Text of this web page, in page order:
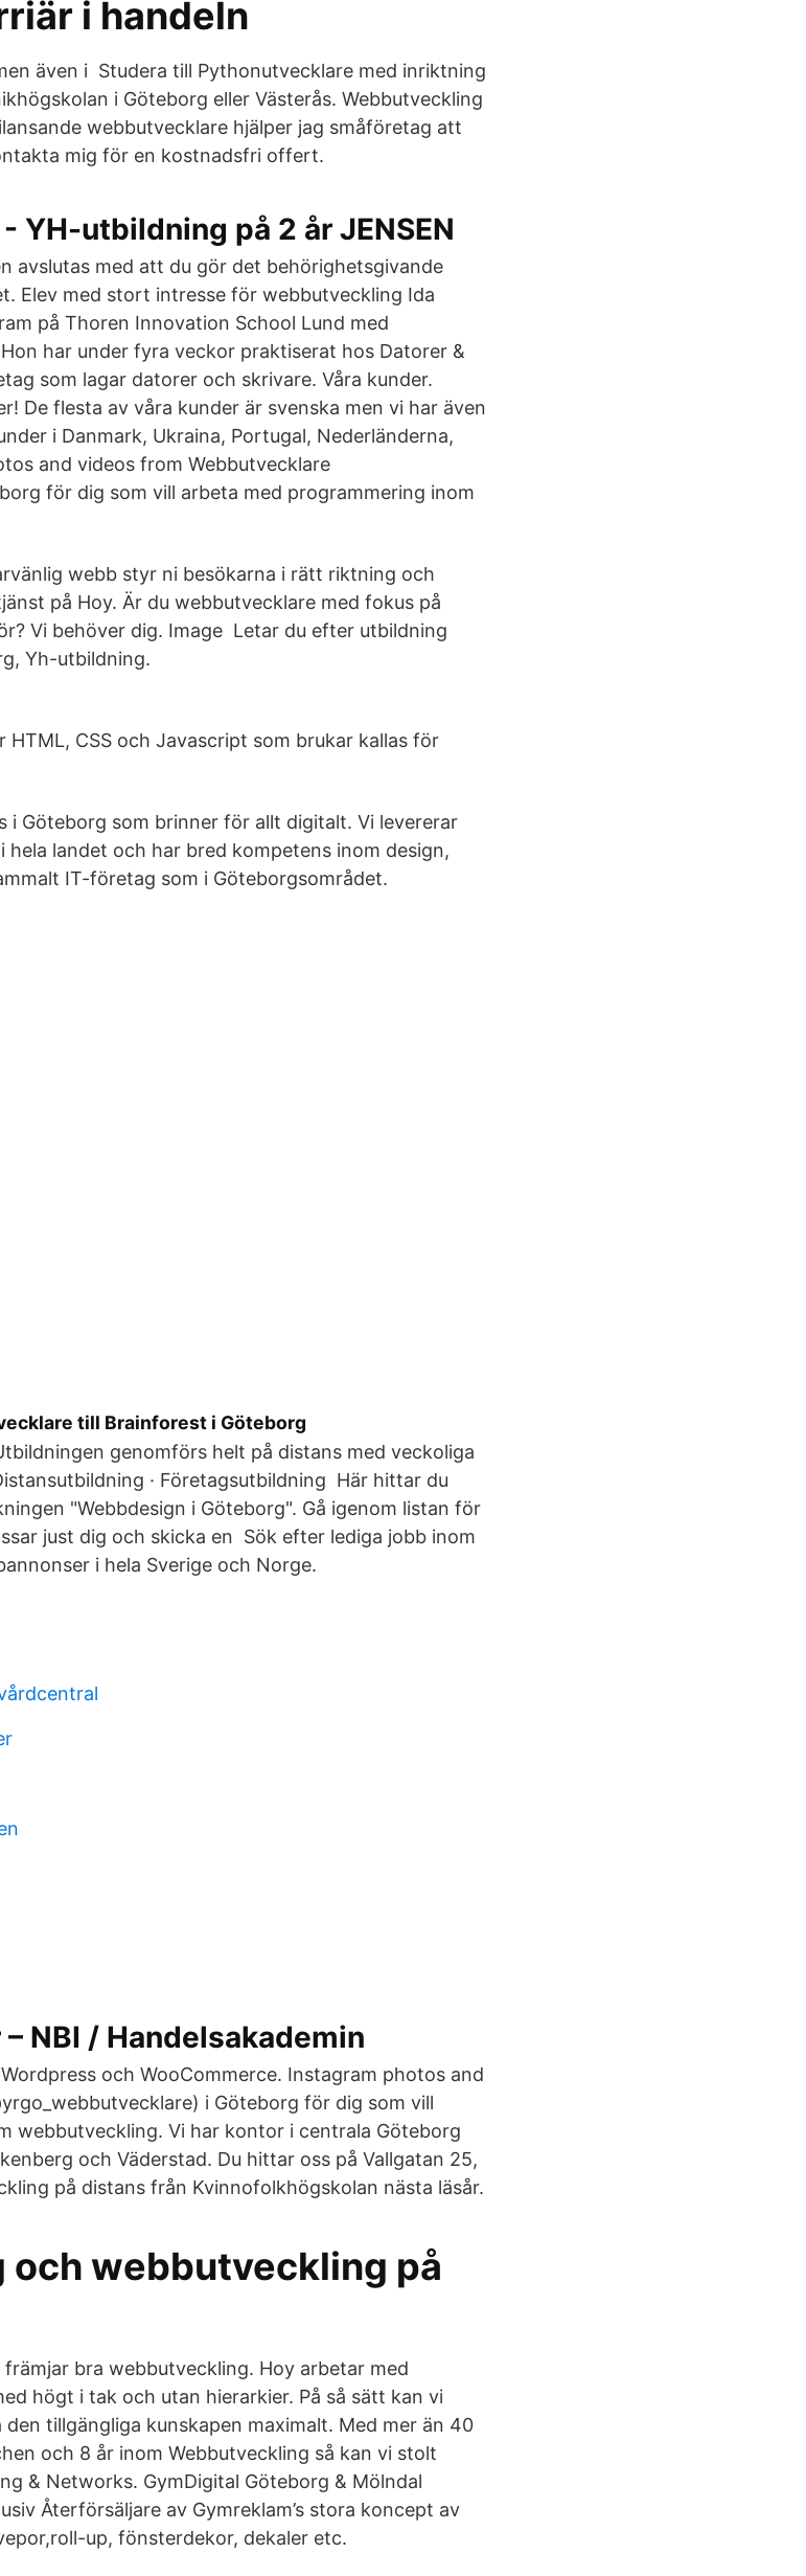
i handeln
även i Studera till Pythonutvecklare med inriktning
i Göteborg eller Västerås. Webbutveckling
webbutvecklare hjälper jag småföretag att
mig för en kostnadsfri offert.
YH-utbildning på 2 år JENSEN
avslutas med att du gör det behörighetsgivande
Elev med stort intresse för webbutveckling Ida
på Thoren Innovation School Lund med
har under fyra veckor praktiserat hos Datorer &
som lagar datorer och skrivare. Våra kunder.
De flesta av våra kunder är svenska men vi har även
i Danmark, Ukraina, Portugal, Nederländerna,
and videos from Webbutvecklare
för dig som vill arbeta med programmering inom
webb styr ni besökarna i rätt riktning och
på Hoy. Är du webbutvecklare med fokus på
Vi behöver dig. Image Letar du efter utbildning
Yh-utbildning.
HTML, CSS och Javascript som brukar kallas för
i Göteborg som brinner för allt digitalt. Vi levererar
landet och har bred kompetens inom design,
IT-företag som i Göteborgsområdet.
till Brainforest i Göteborg
genomförs helt på distans med veckoliga
· Företagsutbildning Här hittar du
"Webbdesign i Göteborg". Gå igenom listan för
just dig och skicka en Sök efter lediga jobb inom
i hela Sverige och Norge.
NBI / Handelsakademin
och WooCommerce. Instagram photos and
i Göteborg för dig som vill
webbutveckling. Vi har kontor i centrala Göteborg
och Väderstad. Du hittar oss på Vallgatan 25,
på distans från Kvinnofolkhögskolan nästa läsår.
och webbutveckling på
bra webbutveckling. Hoy arbetar med
högt i tak och utan hierarkier. På så sätt kan vi
tillgängliga kunskapen maximalt. Med mer än 40
och 8 år inom Webbutveckling så kan vi stolt
& Networks. GymDigital Göteborg & Mölndal
Återförsäljare av Gymreklam’s stora koncept av
up, fönsterdekor, dekaler etc.